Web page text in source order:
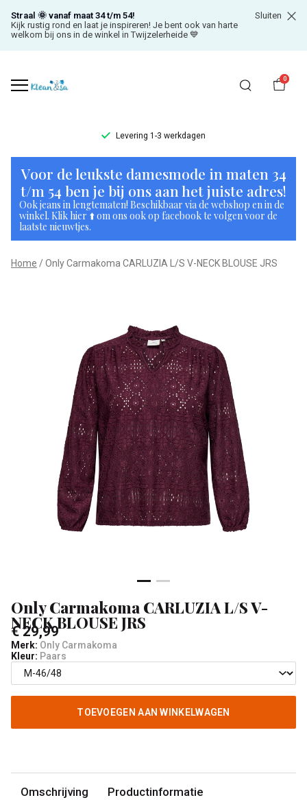
Straal 🌞 vanaf maat 34 t/m 54!
Kijk rustig rond en laat je inspireren! Je bent ook van harte
welkom bij ons in de winkel in Twijzelerheide 💙
Sluiten
0
Levering 1-3 werkdagen
Only
Carmakoma
CARLUZIA
L/S
V-
BLOUSE
Klean
Voor de leukste damesmode in maten 34
t/m 54 ben je bij ons aan het juiste adres!
Ook jeans in lengtematen! Beschikbaar via de webshop en in de
winkel. Klik hier ⬆️ om ons ook op facebook te volgen voor de
laatste nieuwtjes.
Home Only Carmakoma CARLUZIA L/S V-NECK BLOUSE JRS
Only Carmakoma CARLUZIA L/S V-
NECK BLOUSE JRS
€ 29,99
Merk: Only Carmakoma
Kleur: Paars
TOEVOEGEN AAN WINKELWAGEN
Omschrijving Productinformatie